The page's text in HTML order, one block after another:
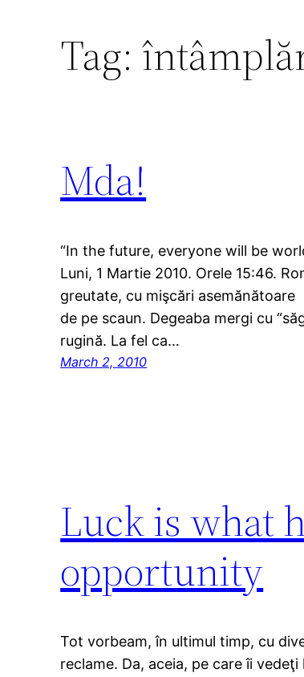
Tag:
Mda!
“In the future, everyone will be
Luni, 1 Martie 2010. Orele 15:46.
greutate, cu mişcări asemănătoare
de pe scaun. Degeaba mergi cu
rugină. La fel ca…
March 2, 2010
Luck is what
opportunity
Tot vorbeam, în ultimul timp, cu
reclame. Da, aceia, pe care îi